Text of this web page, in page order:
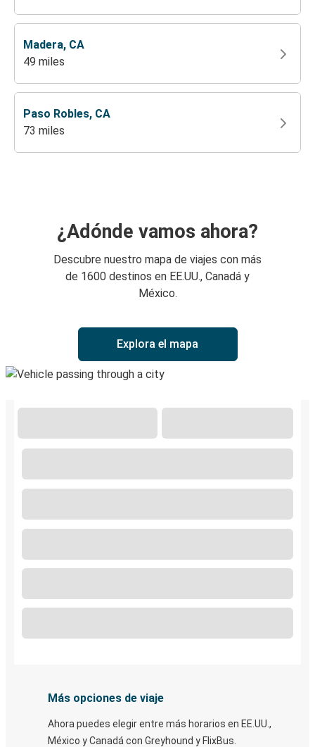
Madera, CA
49 miles
Paso Robles, CA
73 miles
¿Adónde vamos ahora?
Descubre nuestro mapa de viajes con más
de 1600 destinos en EE.UU., Canadá y
México.
Explora el mapa
Más opciones de viaje
Ahora puedes elegir entre más horarios en EE.UU.,
México y Canadá con Greyhound y FlixBus.